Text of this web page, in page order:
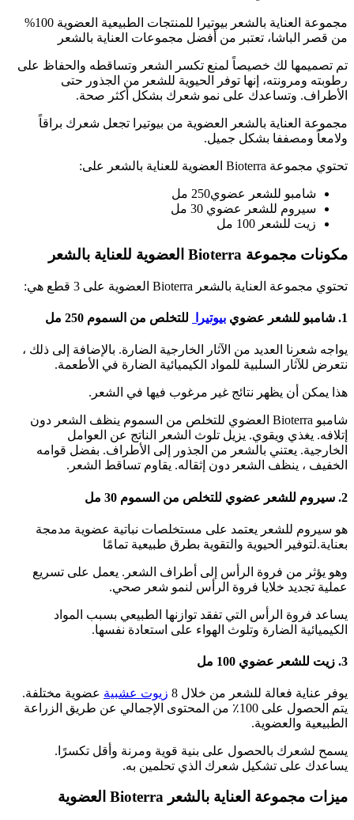
مجموعة العناية بالشعر بيوتيرا للمنتجات الطبيعية العضوية 100%
من قصر الباشا، تعتبر من أفضل مجموعات العناية بالشعر
تم تصميمها لك خصيصاً لمنع تكسر الشعر وتساقطه والحفاظ على
رطوبته ومرونته، إنها توفر الحيوية للشعر من الجذور حتى
الأطراف. وتساعدك على نمو شعرك بشكل أكثر صحة.
مجموعة العناية بالشعر العضوية من بيوتيرا تجعل شعرك براقاً
ولامعاً ومصففا بشكل جميل.
تحتوي مجموعة Bioterra العضوية للعناية بالشعر على:
شامبو للشعر عضوي250 مل
سيروم للشعر عضوي 30 مل
زيت للشعر 100 مل
مكونات مجموعة Bioterra العضوية للعناية بالشعر
تحتوي مجموعة العناية بالشعر Bioterra العضوية على 3 قطع هي:
1. شامبو للشعر عضوي بيوتيرا للتخلص من السموم 250 مل
يواجه شعرنا العديد من الآثار الخارجية الضارة. بالإضافة إلى ذلك ،
نتعرض للآثار السلبية للمواد الكيميائية الضارة في الأطعمة.
هذا يمكن أن يظهر نتائج غير مرغوب فيها في الشعر.
شامبو Bioterra العضوي للتخلص من السموم ينظف الشعر دون
إتلافه. يغذي ويقوي. يزيل تلوث الشعر الناتج عن العوامل
الخارجية. يعتني بالشعر من الجذور إلى الأطراف. بفضل قوامه
الخفيف ، ينظف الشعر دون إثقاله. يقاوم تساقط الشعر.
2. سيروم للشعر عضوي للتخلص من السموم 30 مل
هو سيروم للشعر يعتمد على مستخلصات نباتية عضوية مدمجة
بعناية.لتوفير الحيوية والتقوية بطرق طبيعية تمامًا
وهو يؤثر من فروة الرأس إلى أطراف الشعر. يعمل على تسريع
عملية تجديد خلايا فروة الرأس لنمو شعر صحي.
يساعد فروة الرأس التي تفقد توازنها الطبيعي بسبب المواد
الكيميائية الضارة وتلوث الهواء على استعادة نفسها.
3. زيت للشعر عضوي 100 مل
يوفر عناية فعالة للشعر من خلال 8 زيوت عشبية عضوية مختلفة.
يتم الحصول على 100٪ من المحتوى الإجمالي عن طريق الزراعة
الطبيعية والعضوية.
يسمح لشعرك بالحصول على بنية قوية ومرنة وأقل تكسرًا.
يساعدك على تشكيل شعرك الذي تحلمين به.
ميزات مجموعة العناية بالشعر Bioterra العضوية